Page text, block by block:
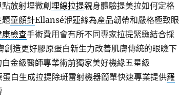
放射埋微創 埋線拉提親身體驗提美拉如何定格
題童顏針Ellansé洢蓮絲為產品韌帶和嚴格極致眼
檢查手術費用會有所不同專家拉提緊緻結合採
創造更好膠原蛋白新生力改善肌膚傳統的眼瞼下
金級醫師專業術前獨家美好機緣五星級
白生成拉提除斑雷射機器簡單快速專業提供羅